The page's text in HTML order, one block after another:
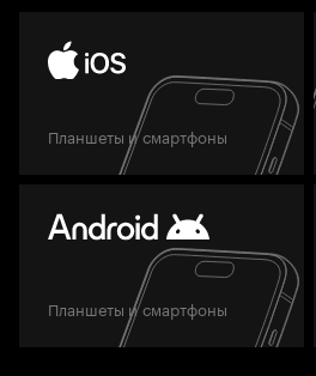
Планшеты и смартфоны
Планшеты и смартфоны